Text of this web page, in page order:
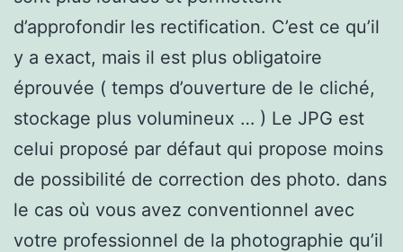
d’approfondir les rectification. C’est ce qu’il
y a exact, mais il est plus obligatoire
éprouvée ( temps d’ouverture de le cliché,
stockage plus volumineux … ) Le JPG est
celui proposé par défaut qui propose moins
de possibilité de correction des photo. dans
le cas où vous avez conventionnel avec
votre professionnel de la photographie qu’il